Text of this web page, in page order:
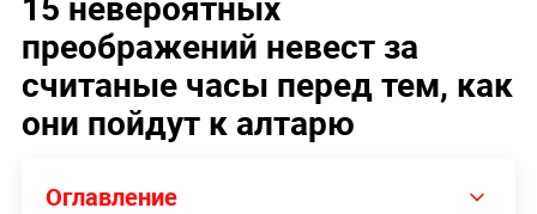
преображений невест за
считаные часы перед тем, как
они пойдут к алтарю
Оглавление